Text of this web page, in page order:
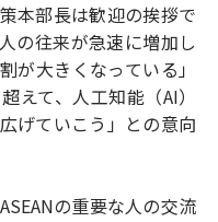
本部長は歓迎の挨拶で
の往来が急速に増加し
が大きくなっている」
えて、人工知能（AI）
げていこう」との意向
の重要な人の交流